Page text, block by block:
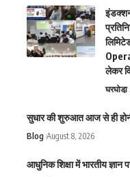
लेकर
घरघोडा़
सुधार की शुरुआत आज से ही
Blog August 8, 2026
आधुनिक शिक्षा में भारतीय ज्ञान